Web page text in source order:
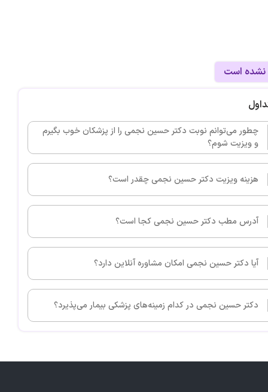
نشده است
چطور می‌توانم نوبت دکتر حسین نجمی را از پزشکان خوب بگیرم
و ویزیت شوم؟
هزینه ویزیت دکتر حسین نجمی چقدر است؟
آدرس مطب دکتر حسین نجمی کجا است؟
آیا دکتر حسین نجمی امکان مشاوره آنلاین دارد؟
دکتر حسین نجمی در کدام زمینه‌های پزشکی بیمار می‌پذیرد؟